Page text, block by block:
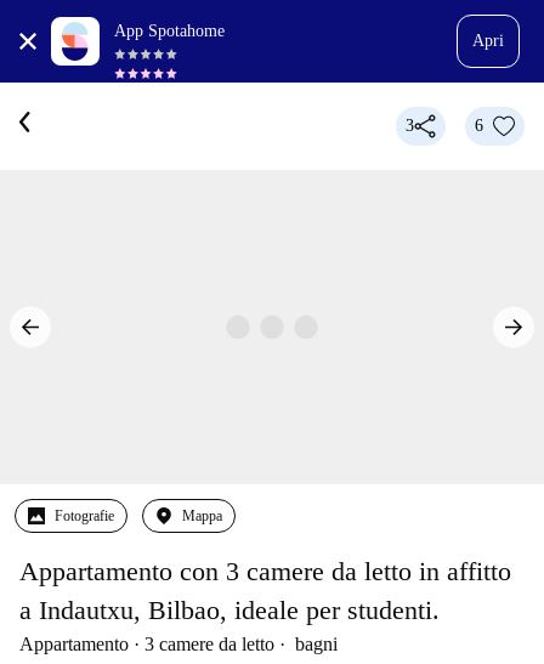
App Spotahome
Apri
3 6
Fotografie Mappa
Appartamento con 3 camere da letto in affitto
a Indautxu, Bilbao, ideale per studenti.
Appartamento 3 camere da letto bagni